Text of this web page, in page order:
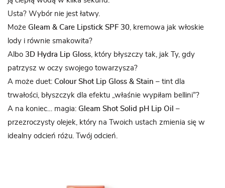
Usta? Wybór nie jest łatwy.
Może Gleam & Care Lipstick SPF 30 , kremowa jak włoskie
lody i równie smakowita?
Albo 3D Hydra Lip Gloss , który błyszczy tak, jak Ty, gdy
patrzysz w oczy swojego towarzysza?
A może duet: Colour Shot Lip Gloss & Stain – tint dla
trwałości, błyszczyk dla efektu „właśnie wypiłam bellini”?
A na koniec… magia: Gleam Shot Solid pH Lip Oil –
przezroczysty olejek, który na Twoich ustach zmienia się w
idealny odcień różu. Twój odcień.